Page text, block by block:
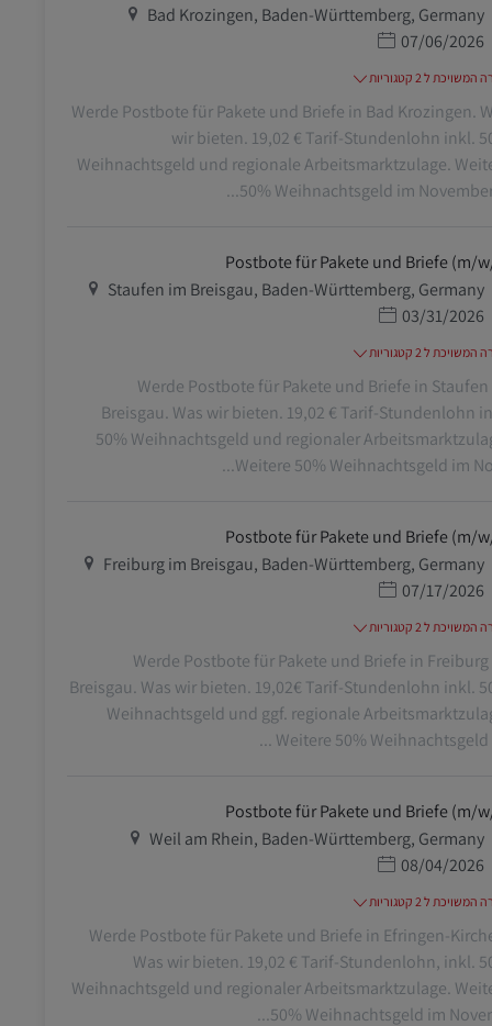
מיקום
Bad Krozingen, Baden-Württemberg, Germany
תאריך פרסום
07/06/2026
ל 2 קטגוריות
Werde Postbote für Pakete und Briefe in Bad Krozingen.
wir bieten. 19,02 € Tarif-Stundenlohn inkl.
Weihnachtsgeld und regionale Arbeitsmarktzulage.
50% Weihnachtsgeld im November.
Postbote für Pakete und Briefe (m/
מיקום
Staufen im Breisgau, Baden-Württemberg, Germany
תאריך פרסום
03/31/2026
ל 2 קטגוריות
Werde Postbote für Pakete und Briefe in
Breisgau. Was wir bieten. 19,02 € Tarif-Stundenlohn
50% Weihnachtsgeld und regionaler
Weitere 50% Weihnachtsgeld im
Postbote für Pakete und Briefe (m/
מיקום
Freiburg im Breisgau, Baden-Württemberg, Germany
תאריך פרסום
07/17/2026
ל 2 קטגוריות
Werde Postbote für Pakete und Briefe in
Breisgau. Was wir bieten. 19,02€ Tarif-Stundenlohn inkl.
Weihnachtsgeld und ggf. regionale
Weitere 50% Weihnachtsgeld
Postbote für Pakete und Briefe (m/
מיקום
Weil am Rhein, Baden-Württemberg, Germany
תאריך פרסום
08/04/2026
ל 2 קטגוריות
Werde Postbote für Pakete und Briefe in Efringen-
Was wir bieten. 19,02 € Tarif-Stundenlohn, inkl.
Weihnachtsgeld und regionaler Arbeitsmarktzulage.
50% Weihnachtsgeld im